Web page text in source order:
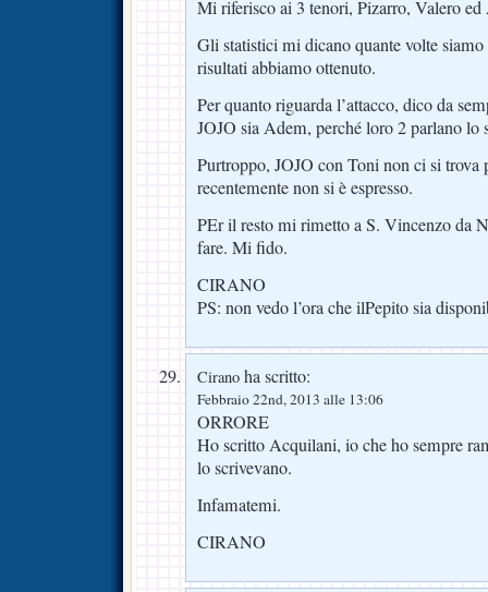
Mi riferisco ai 3 tenori, Pizarro, Valero
Gli statistici mi dicano quante volte
risultati abbiamo ottenuto.
Per quanto riguarda l’attacco, dico da
JOJO sia Adem, perché loro 2 parlano lo
Purtroppo, JOJO con Toni non ci si trova
recentemente non si è espresso.
PEr il resto mi rimetto a S. Vincenzo da
fare. Mi fido.
CIRANO
PS: non vedo l’ora che ilPepito sia
Cirano ha scritto:
Febbraio 22nd, 2013 alle 13:06
ORRORE
Ho scritto Acquilani, io che ho sempre
lo scrivevano.
Infamatemi.
CIRANO